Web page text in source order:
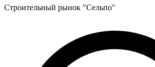
Строительный рынок "Сельпо"